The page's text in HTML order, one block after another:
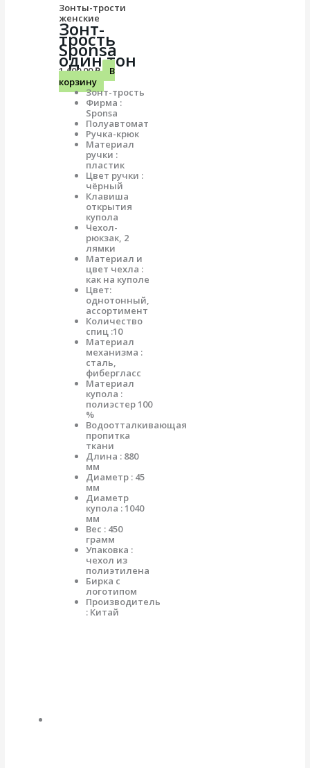
Зонты-трости
женские
Зонт-
трость
Sponsa
один тон
1,600.00₽
В
корзину
Зонт-трость
Фирма :
Sponsa
Полуавтомат
Ручка-крюк
Материал
ручки :
пластик
Цвет ручки :
чёрный
Клавиша
открытия
купола
Чехол-
рюкзак, 2
лямки
Материал и
цвет чехла :
как на куполе
Цвет:
однотонный,
ассортимент
Количество
спиц :10
Материал
механизма :
сталь,
фибергласс
Материал
купола :
полиэстер 100
%
Водоотталкивающая
пропитка
ткани
Длина : 880
мм
Диаметр : 45
мм
Диаметр
купола : 1040
мм
Вес : 450
грамм
Упаковка :
чехол из
полиэтилена
Бирка с
логотипом
Производитель
: Китай